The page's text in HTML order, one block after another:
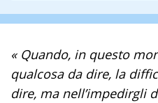
« Quando, in questo
qualcosa da dire, la
dire, ma nell’impedirgli